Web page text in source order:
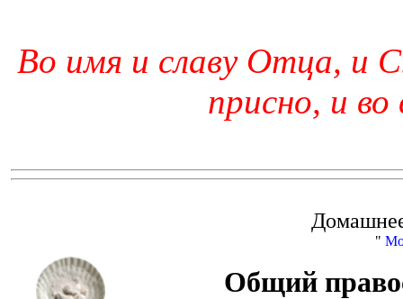
Во имя и славу Отца, и
присно, и во
"
Общий